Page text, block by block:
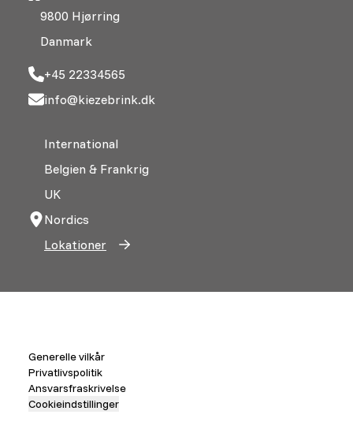
9800 Hjørring
Danmark
+45 22334565
info@kiezebrink.dk
International
Belgien & Frankrig
UK
Nordics
Lokationer
Generelle vilkår
Privatlivspolitik
Ansvarsfraskrivelse
Cookieindstillinger